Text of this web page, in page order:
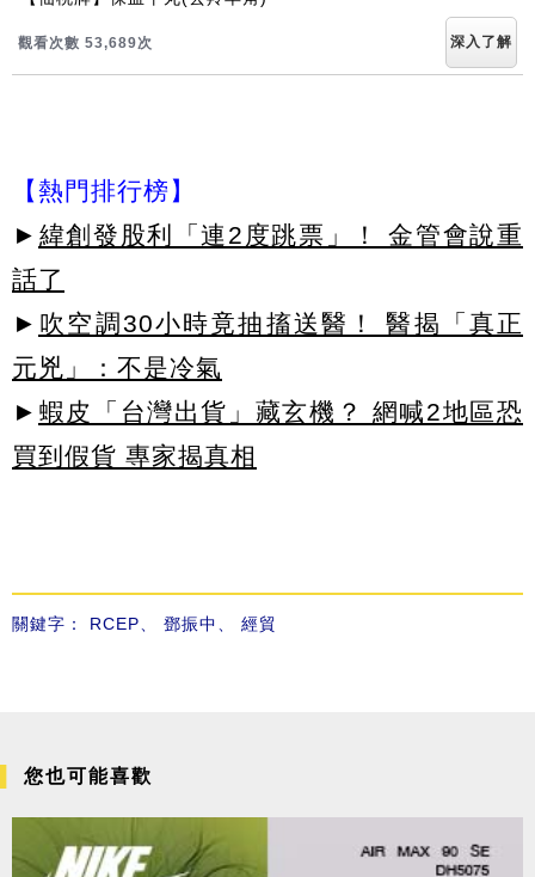
觀看次數 53,690次 深入了解
【熱門排行榜】
► 緯創發股利「連2度跳票」！ 金管會說重
話了
► 吹空調30小時竟抽搐送醫！ 醫揭「真正
元兇」：不是冷氣
► 蝦皮「台灣出貨」藏玄機？ 網喊2地區恐
買到假貨 專家揭真相
關鍵字： RCEP 鄧振中 經貿
您也可能喜歡